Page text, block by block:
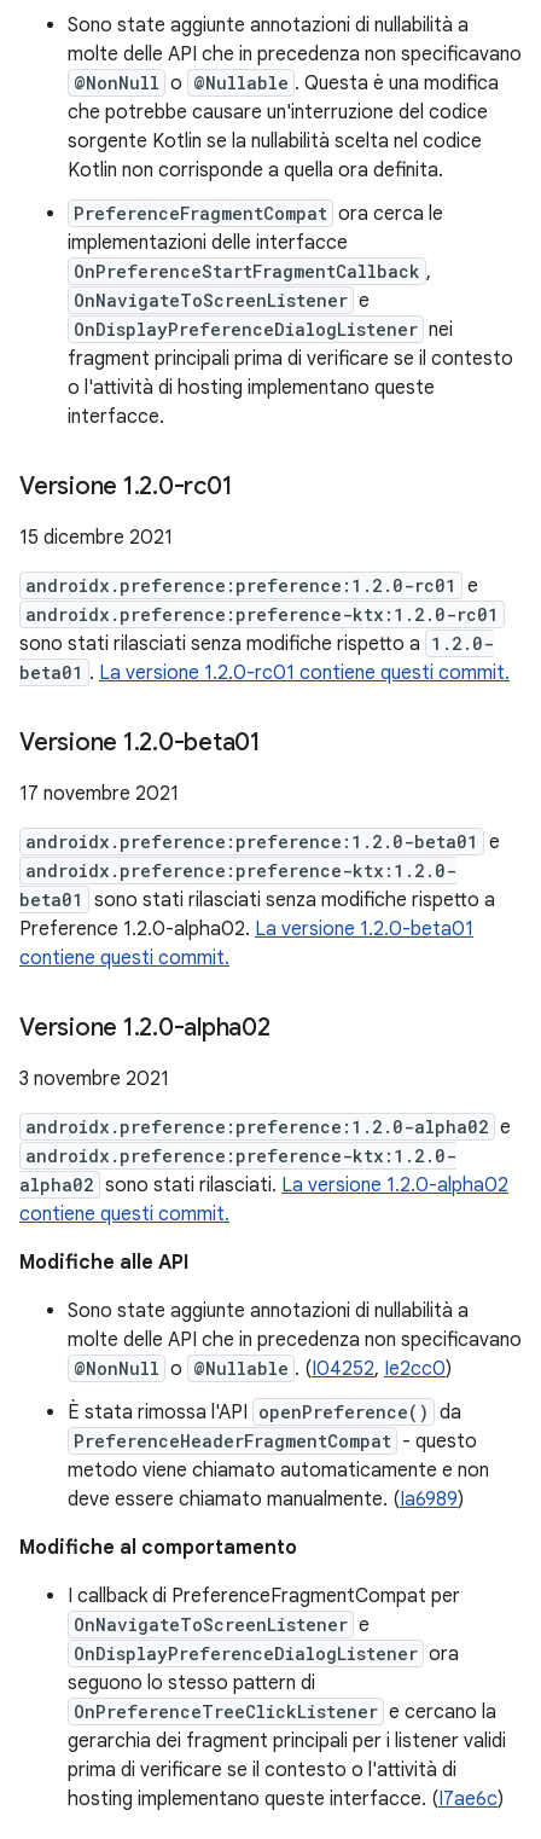
Sono state aggiunte annotazioni di nullabilità a
molte delle API che in precedenza non specificavano
@NonNull o @Nullable . Questa è una modifica
che potrebbe causare un'interruzione del codice
sorgente Kotlin se la nullabilità scelta nel codice
Kotlin non corrisponde a quella ora definita.
PreferenceFragmentCompat ora cerca le
implementazioni delle interfacce
OnPreferenceStartFragmentCallback ,
OnNavigateToScreenListener e
OnDisplayPreferenceDialogListener nei
fragment principali prima di verificare se il contesto
o l'attività di hosting implementano queste
interfacce.
Versione 1.2.0-rc01
15 dicembre 2021
androidx.preference:preference:1.2.0-rc01 e
androidx.preference:preference-ktx:1.2.0-rc01
sono stati rilasciati senza modifiche rispetto a 1.2.0-
beta01 . La versione 1.2.0-rc01 contiene questi commit.
Versione 1.2.0-beta01
17 novembre 2021
androidx.preference:preference:1.2.0-beta01 e
androidx.preference:preference-ktx:1.2.0-
beta01
sono stati rilasciati senza modifiche rispetto a
Preference 1.2.0-alpha02. La versione 1.2.0-beta01
contiene questi commit.
Versione 1.2.0-alpha02
3 novembre 2021
androidx.preference:preference:1.2.0-alpha02 e
androidx.preference:preference-ktx:1.2.0-
alpha02 sono stati rilasciati. La versione 1.2.0-alpha02
contiene questi commit.
Modifiche alle API
Sono state aggiunte annotazioni di nullabilità a
molte delle API che in precedenza non specificavano
@NonNull o @Nullable . (I04252, Ie2cc0)
È stata rimossa l'API openPreference() da
PreferenceHeaderFragmentCompat - questo
metodo viene chiamato automaticamente e non
deve essere chiamato manualmente. (Ia6989)
Modifiche al comportamento
I callback di PreferenceFragmentCompat per
OnNavigateToScreenListener e
OnDisplayPreferenceDialogListener ora
seguono lo stesso pattern di
OnPreferenceTreeClickListener e cercano la
gerarchia dei fragment principali per i listener validi
prima di verificare se il contesto o l'attività di
hosting implementano queste interfacce. (I7ae6c)